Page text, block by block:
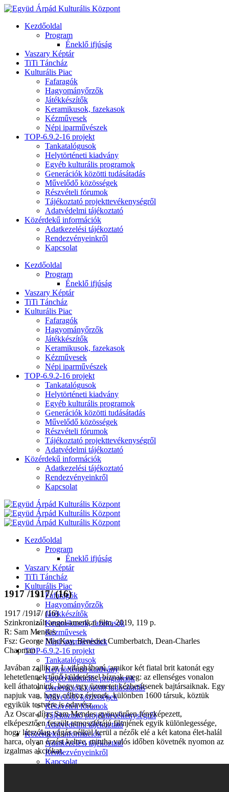
Kezdőoldal
Program
Éneklő ifjúság
Vaszary Képtár
TiTi Táncház
Kulturális Piac
Fafaragók
Hagyományőrzők
Játékkészítők
Keramikusok, fazekasok
Kézművesek
Népi iparművészek
TOP-6.9.2-16 projekt
Tankatalógusok
Helytörténeti kiadvány
Egyéb kulturális programok
Generációk közötti tudásátadás
Művelődő közösségek
Részvételi fórumok
Tájékoztató projekttevékenységről
Adatvédelmi tájékoztató
Közérdekű információk
Adatkezelési tájékoztató
Rendezvényeinkről
Kapcsolat
Kezdőoldal
Program
Éneklő ifjúság
Vaszary Képtár
TiTi Táncház
Kulturális Piac
Fafaragók
Hagyományőrzők
Játékkészítők
Keramikusok, fazekasok
Kézművesek
Népi iparművészek
TOP-6.9.2-16 projekt
Tankatalógusok
Helytörténeti kiadvány
Egyéb kulturális programok
Generációk közötti tudásátadás
Művelődő közösségek
Részvételi fórumok
Tájékoztató projekttevékenységről
Adatvédelmi tájékoztató
Közérdekű információk
Adatkezelési tájékoztató
Rendezvényeinkről
Kapcsolat
Kezdőoldal
Program
Éneklő ifjúság
Vaszary Képtár
TiTi Táncház
Kulturális Piac
Fafaragók
Hagyományőrzők
Játékkészítők
Keramikusok, fazekasok
Kézművesek
Népi iparművészek
TOP-6.9.2-16 projekt
Tankatalógusok
Helytörténeti kiadvány
Egyéb kulturális programok
Generációk közötti tudásátadás
Művelődő közösségek
Részvételi fórumok
Tájékoztató projekttevékenységről
Adatvédelmi tájékoztató
Közérdekű információk
Adatkezelési tájékoztató
Rendezvényeinkről
Kapcsolat
1917 /1917/ (16)
1917 /1917/ (16)
Szinkronizált angol-amerikai film, 2019, 119 p.
R: Sam Mendes
Fsz: George MacKay, Benedict Cumberbatch, Dean-Charles
Chapman
Javában zajlik az I. világháború, amikor két fiatal brit katonát egy
lehetetlennek tűnő küldetéssel bíznak meg: az ellenséges vonalon
kell áthatolniuk, hogy egy üzenetet kézbesítsenek bajtársaiknak. Egy
napjuk van, hogy célhoz érjenek, különben 1600 társuk, köztük
egyikük testvére is odavész…
Az Oscar-díjas Sam Mendes gyönyörűen fényképezett,
elképesztően feszült atmoszférájú filmjének egyik különlegessége,
hogy látszólag vágás nélkül kerül a nézők elé a két katona élet-halál
harca, olyan érzést keltve, mintha valós időben követnék nyomon az
izgalmas akciókat.